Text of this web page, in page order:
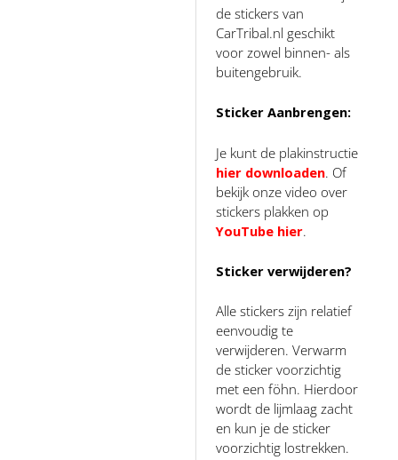
de stickers van
CarTribal.nl geschikt
voor zowel binnen- als
buitengebruik.
Sticker Aanbrengen:
Je kunt de plakinstructie
hier downloaden. Of
bekijk onze video over
stickers plakken op
YouTube hier.
Sticker verwijderen?
Alle stickers zijn relatief
eenvoudig te
verwijderen. Verwarm
de sticker voorzichtig
met een föhn. Hierdoor
wordt de lijmlaag zacht
en kun je de sticker
voorzichtig lostrekken.